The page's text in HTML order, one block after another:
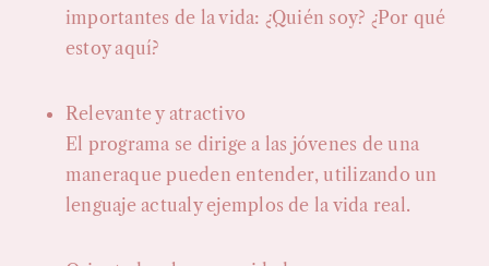
importantes de la vida: ¿Quién soy? ¿Por qué
estoy aquí?
Relevante y atractivo
El programa se dirige a las jóvenes de una
maneraque pueden entender, utilizando un
lenguaje actualy ejemplos de la vida real.